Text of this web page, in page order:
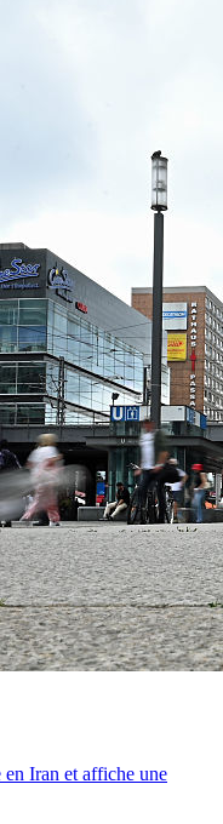
en Iran et affiche une